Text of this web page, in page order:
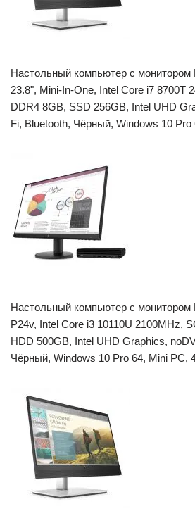
Настольный компьютер с
23.8", Mini-In-One, Intel Core i7 8700T
DDR4 8GB, SSD 256GB, Intel UHD
Fi, Bluetooth, Чёрный, Windows 10
Настольный компьютер с
P24v, Intel Core i3 10110U 2100MHz,
HDD 500GB, Intel UHD Graphics,
Чёрный, Windows 10 Pro 64, Mini PC,